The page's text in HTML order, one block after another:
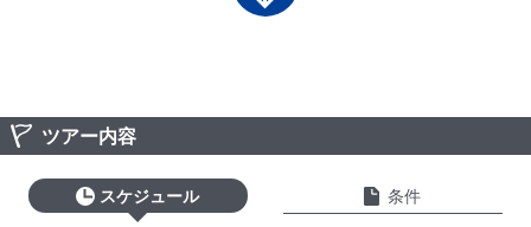
ツアー内容
スケジュール 条件